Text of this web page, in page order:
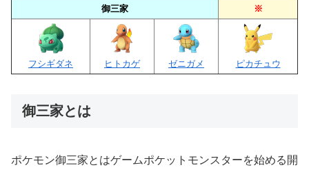
御三家 ※
フシギダネ ヒトカゲ ゼニガメ ピカチュウ
御三家とは
ポケモン御三家とはゲームポケットモンスターを始める開